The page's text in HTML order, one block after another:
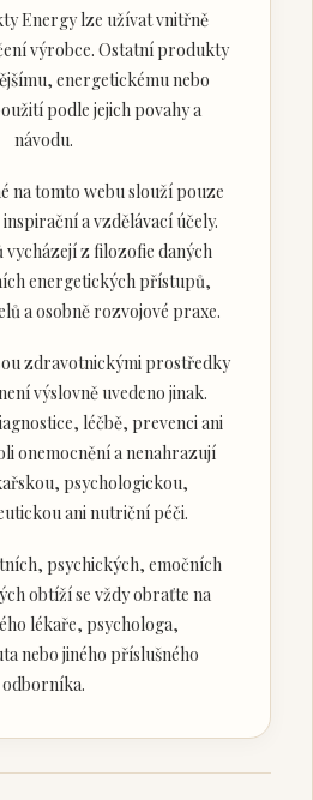
Energy lze užívat vnitřně
výrobce. Ostatní produkty
energetickému nebo
podle jejich povahy a
návodu.
na tomto webu slouží pouze
a vzdělávací účely.
z filozofie daných
energetických přístupů,
a osobně rozvojové praxe.
zdravotnickými prostředky
výslovně uvedeno jinak.
léčbě, prevenci ani
onemocnění a nenahrazují
psychologickou,
ani nutriční péči.
psychických, emočních
obtíží se vždy obraťte na
lékaře, psychologa,
nebo jiného příslušného
odborníka.